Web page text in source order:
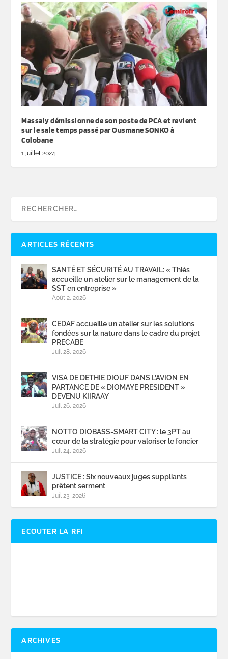
Massaly démissionne de son poste de PCA et revient
sur le sale temps passé par Ousmane SONKO à
Colobane
1 juillet 2024
ARTICLES RÉCENTS
SANTÉ ET SÉCURITÉ AU TRAVAIL: « Thiès
accueille un atelier sur le management de la
SST en entreprise »
Août 2, 2026
CEDAF accueille un atelier sur les solutions
fondées sur la nature dans le cadre du projet
PRECABE
Juil 28, 2026
VISA DE DETHIE DIOUF DANS L’AVION EN
PARTANCE DE « DIOMAYE PRESIDENT »
DEVENU KIIRAAY
Juil 26, 2026
NOTTO DIOBASS-SMART CITY : le 3PT au
cœur de la stratégie pour valoriser le foncier
Juil 24, 2026
JUSTICE : Six nouveaux juges suppliants
prêtent serment
Juil 23, 2026
ECOUTER LA RFI
ARCHIVES